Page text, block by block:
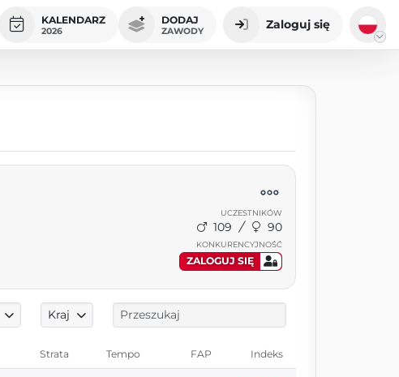
KALENDARZ
2026
DODAJ
ZAWODY Zaloguj się
UCZESTNIKÓW
109 90
KONKURENCYJNOŚĆ
ZALOGUJ SIĘ
Kraj
Strata Tempo FAP Indeks